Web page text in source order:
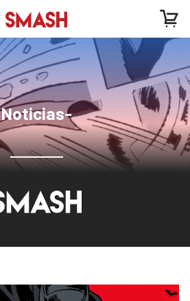
Noticias-